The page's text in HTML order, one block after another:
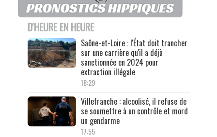
D'HEURE EN HEURE
Saône-et-Loire : l'État doit trancher
sur une carrière qu'il a déjà
sanctionnée en 2024 pour
extraction illégale
18:29
Villefranche : alcoolisé, il refuse de
se soumettre à un contrôle et mord
un gendarme
17:55